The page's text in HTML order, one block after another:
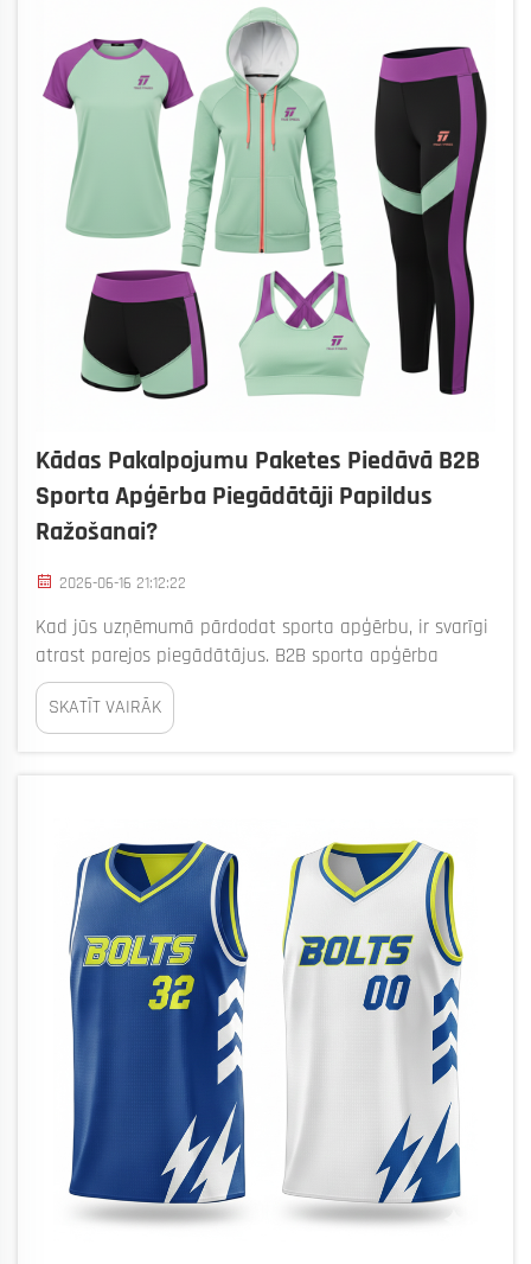
Kādas Pakalpojumu Paketes Piedāvā B2B
Sporta Apģērba Piegādātāji Papildus
Ražošanai?
2026-06-16 21:12:22
Kad jūs uzņēmumā pārdodat sporta apģērbu, ir svarīgi
atrast parejos piegādātājus. B2B sporta apģērba
piegādātāji var palīdzēt uzņēmumiem, piemēram,
Bizarre, ne tikai ražot drēbes, bet arī piedāvāt citus
noderīgus pakalpojumus. Šie pakalpojumi rada lielu
SKATĪT VAIRĀK